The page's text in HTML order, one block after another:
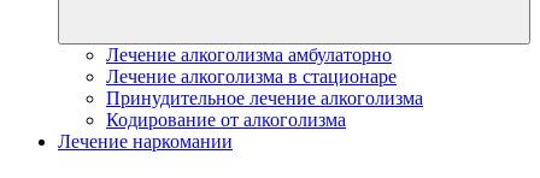
Лечение алкоголизма амбулаторно
Лечение алкоголизма в стационаре
Принудительное лечение алкоголизма
Кодирование от алкоголизма
Лечение наркомании